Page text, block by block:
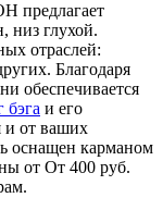
предлагает
низ глухой.
отраслей:
Благодаря
обеспечивается
бэга и его
и от ваших
оснащен карманом
от От 400 руб.